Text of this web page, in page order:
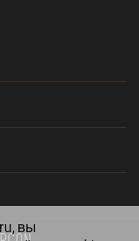
вы